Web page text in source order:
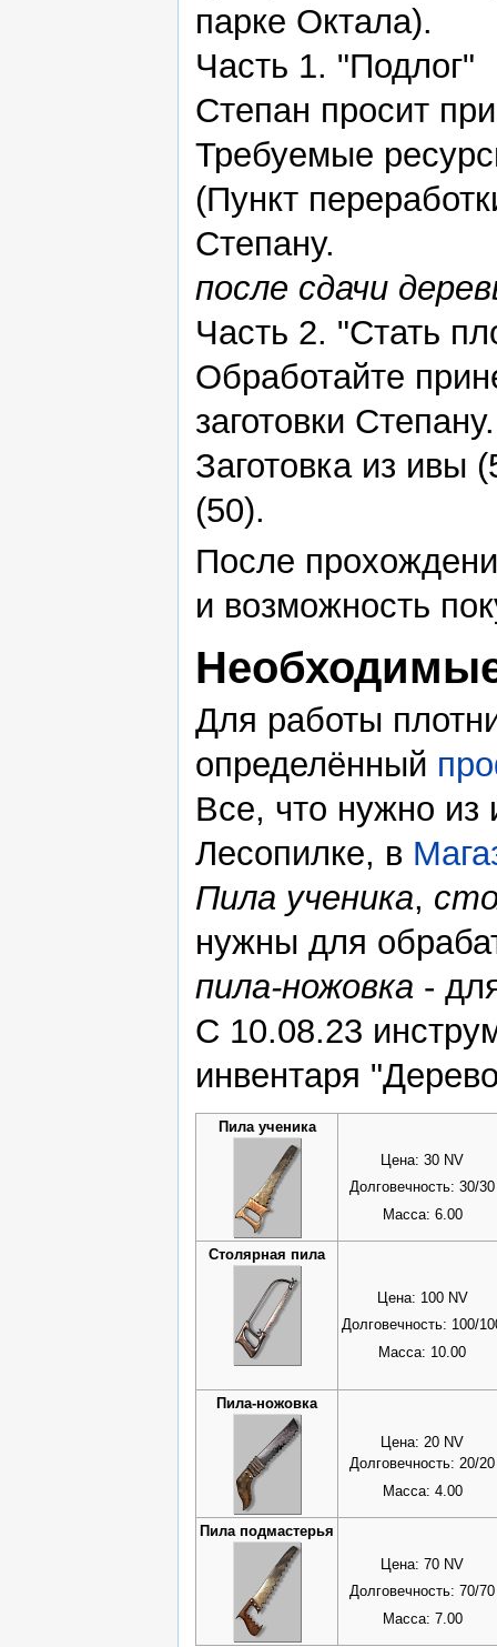
парке Октала).
Часть 1. "Подлог"
Степан просит
Требуемые
(Пункт
Степану.
после сдачи
Часть 2. "Стать
Обработайте
заготовки Степану.
Заготовка из ивы
(50).
После
и возможность
Для работы
определённый
Все, что нужно из
Лесопилке, в
Пила ученика,
нужны для
пила-ножовка -
С 10.08.23
инвентаря
Пила ученика
Цена: 30 NV
Долговечность: 30/30
Масса: 6.00
Столярная пила
Цена: 100 NV
Долговечность: 100/
Масса: 10.00
Пила-ножовка
Цена: 20 NV
Долговечность: 20/20
Масса: 4.00
Пила подмастерья
Цена: 70 NV
Долговечность: 70/70
Масса: 7.00